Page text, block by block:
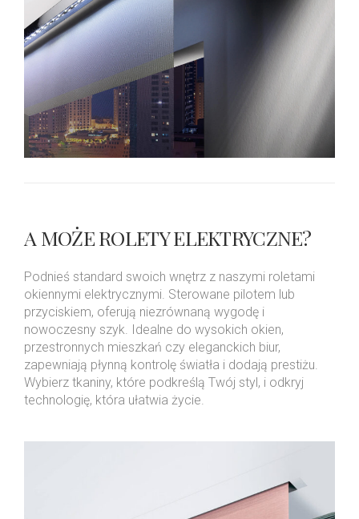
A MOŻE ROLETY ELEKTRYCZNE?
Podnieś standard swoich wnętrz z naszymi roletami
okiennymi elektrycznymi. Sterowane pilotem lub
przyciskiem, oferują niezrównaną wygodę i
nowoczesny szyk. Idealne do wysokich okien,
przestronnych mieszkań czy eleganckich biur,
zapewniają płynną kontrolę światła i dodają prestiżu.
Wybierz tkaniny, które podkreślą Twój styl, i odkryj
technologię, która ułatwia życie.